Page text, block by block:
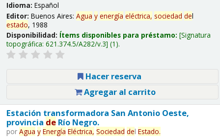
Idioma: Español
Editor: Buenos Aires: Agua y energía eléctrica, sociedad del
estado, 1988
Disponibilidad: Ítems disponibles para préstamo: Signatura
topográfica: 621.374.5/A282/v.3 (1).
Hacer reserva
Agregar al carrito
Estación transformadora San Antonio Oeste,
provincia deRío Negro.
por Agua y Energía Eléctrica, Sociedad del Estado.